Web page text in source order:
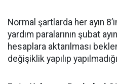
Normal şartlarda her ayın
yardım paralarının şubat
hesaplara aktarılması
değişiklik yapılıp